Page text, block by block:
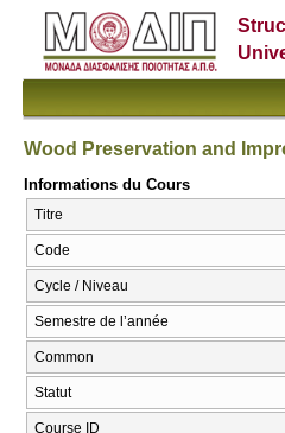
Wood Preservation and
Informations du Cours
Titre
Code
Cycle / Niveau
Semestre de l’année
Common
Statut
Course ID